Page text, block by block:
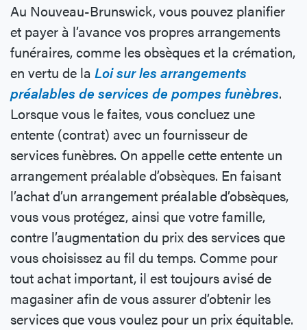
Au Nouveau-Brunswick, vous pouvez planifier
et payer à l’avance vos propres arrangements
funéraires, comme les obsèques et la crémation,
en vertu de la Loi sur les arrangements
préalables de services de pompes funèbres.
Lorsque vous le faites, vous concluez une
entente (contrat) avec un fournisseur de
services funèbres. On appelle cette entente un
arrangement préalable d’obsèques. En faisant
l’achat d’un arrangement préalable d’obsèques,
vous vous protégez, ainsi que votre famille,
contre l’augmentation du prix des services que
vous choisissez au fil du temps. Comme pour
tout achat important, il est toujours avisé de
magasiner afin de vous assurer d’obtenir les
services que vous voulez pour un prix équitable.